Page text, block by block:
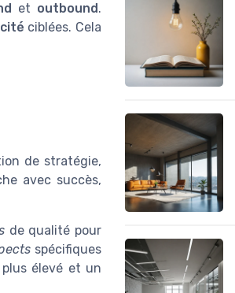
et outbound .
ciblées. Cela
de stratégie,
avec succès,
de qualité pour
spécifiques
élevé et un